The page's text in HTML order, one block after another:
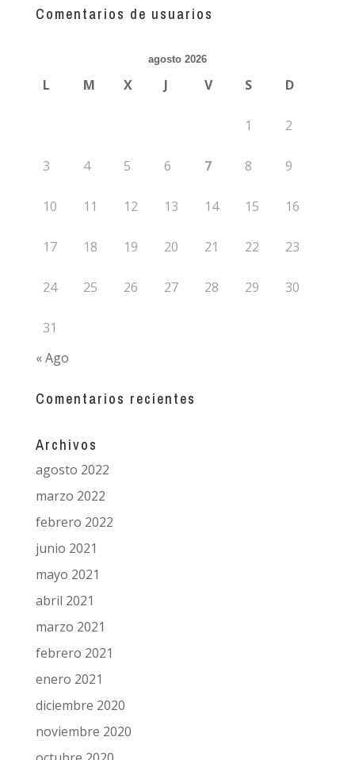
guías
Comentarios de usuarios
agosto 2026
L M X J V S D
1 2
3 4 5 6 7 8 9
10 11 12 13 14 15 16
17 18 19 20 21 22 23
24 25 26 27 28 29 30
31
« Ago
Comentarios recientes
Archivos
agosto 2022
marzo 2022
febrero 2022
junio 2021
mayo 2021
abril 2021
marzo 2021
febrero 2021
enero 2021
diciembre 2020
noviembre 2020